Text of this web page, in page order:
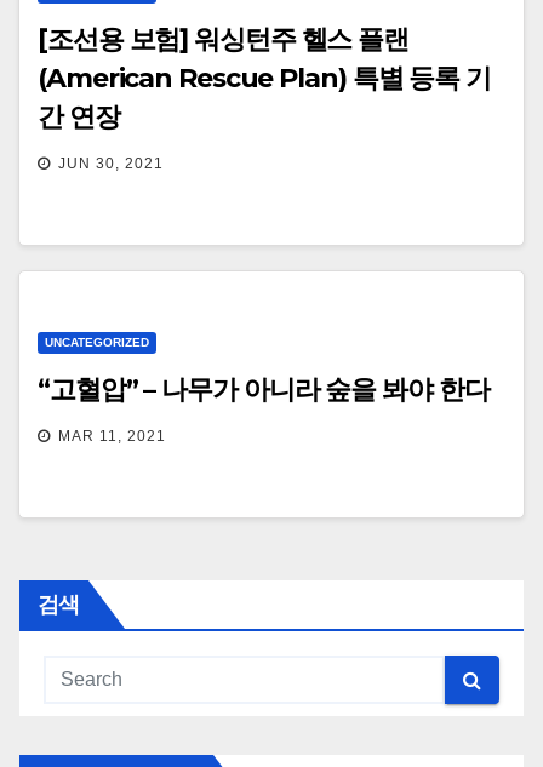
[조선용 보험] 워싱턴주 헬스 플랜
(American Rescue Plan) 특별 등록 기
간 연장
JUN 30, 2021
UNCATEGORIZED
“고혈압” – 나무가 아니라 숲을 봐야 한다
MAR 11, 2021
검색